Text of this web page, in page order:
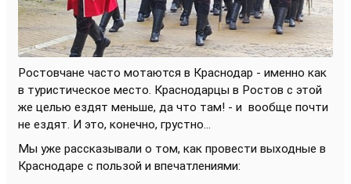
Ростовчане часто мотаются в Краснодар - именно как
в туристическое место. Краснодарцы в Ростов с этой
же целью ездят меньше, да что там! - и вообще почти
не ездят. И это, конечно, грустно...
Мы уже рассказывали о том, как провести выходные в
Краснодаре с пользой и впечатлениями: